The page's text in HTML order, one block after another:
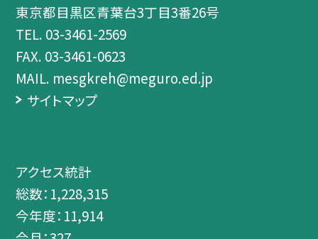
東京都目黒区青葉台3丁目3番26号
TEL. 03-3461-2569
FAX. 03-3461-0623
MAIL. mesgkreh@meguro.ed.jp
サイトマップ
アクセス統計
総数： 1,228,315
今年度： 11,914